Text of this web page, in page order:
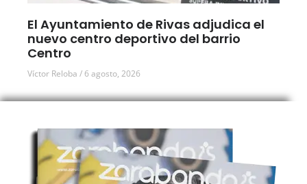
El Ayuntamiento de Rivas adjudica el
nuevo centro deportivo del barrio
Centro
Víctor Reloba 6 agosto, 2026